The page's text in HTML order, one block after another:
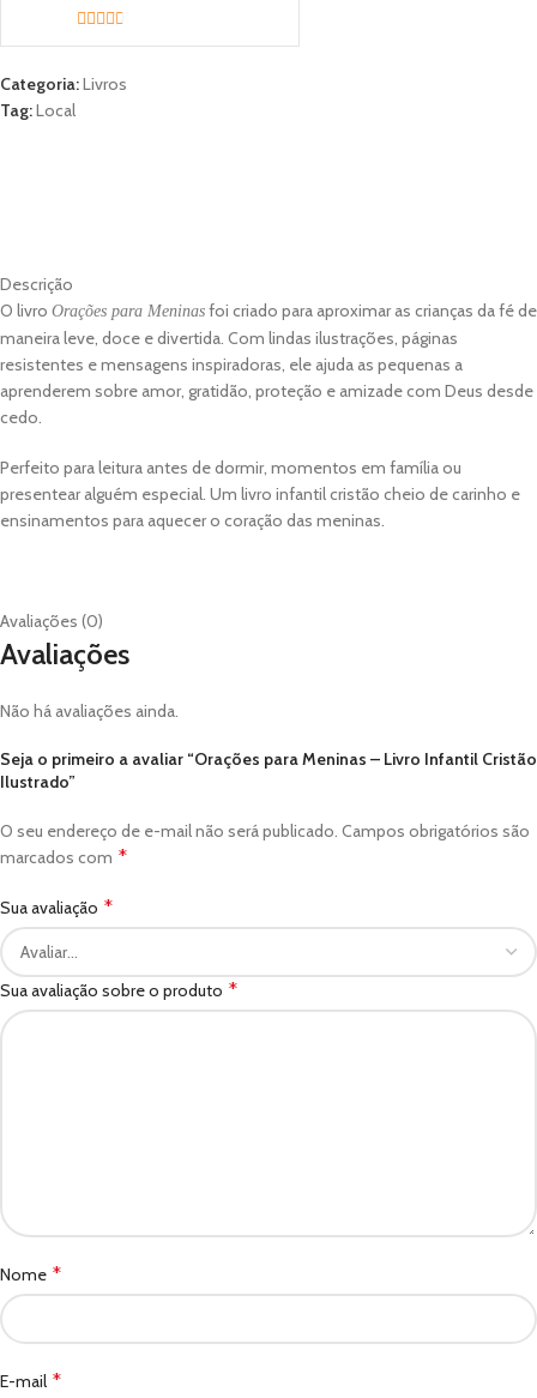
2.33
5
Categoria:Livros
Tag:Local
Descrição
O livro Orações para Meninas foi criado para aproximar as crianças da fé de
maneira leve, doce e divertida. Com lindas ilustrações, páginas
resistentes e mensagens inspiradoras, ele ajuda as pequenas a
aprenderem sobre amor, gratidão, proteção e amizade com Deus desde
cedo.
Perfeito para leitura antes de dormir, momentos em família ou
presentear alguém especial. Um livro infantil cristão cheio de carinho e
ensinamentos para aquecer o coração das meninas.
Avaliações (0)
Avaliações
Não há avaliações ainda.
Seja o primeiro a avaliar “Orações para Meninas – Livro Infantil Cristão
Ilustrado”
O seu endereço de e-mail não será publicado. Campos obrigatórios são
marcados com *
Sua avaliação *
Sua avaliação sobre o produto *
Nome *
E-mail *